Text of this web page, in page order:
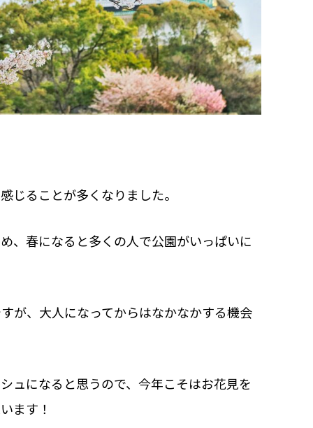
じることが多くなりました。
、春になると多くの人で公園がいっぱいに
が、大人になってからはなかなかする機会
ュになると思うので、今年こそはお花見を
ます！